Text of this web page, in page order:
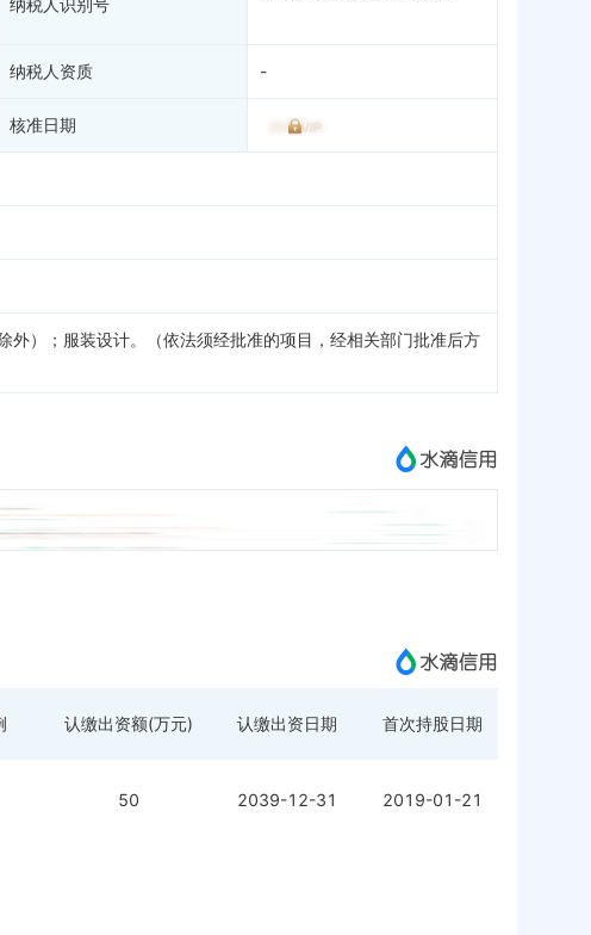
纳税人资质 -
核准日期
）；服装设计。（依法须经批准的项目，经相关部门批准后方
认缴出资额(万元) 认缴出资日期 首次持股日期
50 2039-12-31 2019-01-21